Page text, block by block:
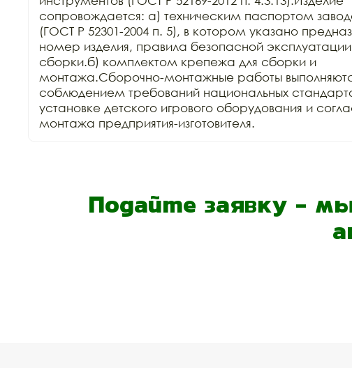
сопровождается: а) техническим паспортом
(ГОСТ Р 52301-2004 п. 5), в котором указано
номер изделия, правила безопасной
сборки.б) комплектом крепежа для сборки и
монтажа.Сборочно-монтажные работы
соблюдением требований национальных
установке детского игрового оборудования и
монтажа предприятия-изготовителя.
Подайте заявку -